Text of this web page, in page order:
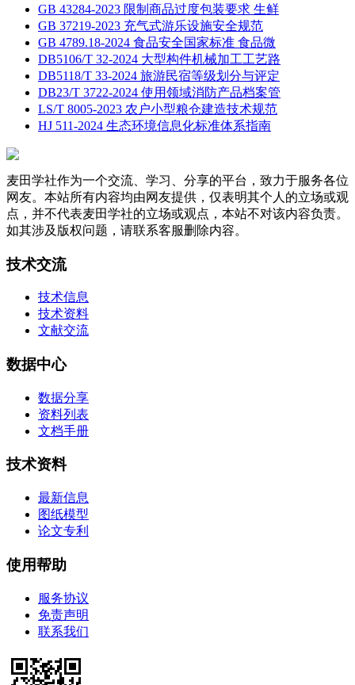
GB 43284-2023 限制商品过度包装要求 生鲜
GB 37219-2023 充气式游乐设施安全规范
GB 4789.18-2024 食品安全国家标准 食品微
DB5106/T 32-2024 大型构件机械加工工艺路
DB5118/T 33-2024 旅游民宿等级划分与评定
DB23/T 3722-2024 使用领域消防产品档案管
LS/T 8005-2023 农户小型粮仓建造技术规范
HJ 511-2024 生态环境信息化标准体系指南
麦田学社作为一个交流、学习、分享的平台，致力于服务各位
网友。本站所有内容均由网友提供，仅表明其个人的立场或观
点，并不代表麦田学社的立场或观点，本站不对该内容负责。
如其涉及版权问题，请联系客服删除内容。
技术交流
技术信息
技术资料
文献交流
数据中心
数据分享
资料列表
文档手册
技术资料
最新信息
图纸模型
论文专利
使用帮助
服务协议
免责声明
联系我们